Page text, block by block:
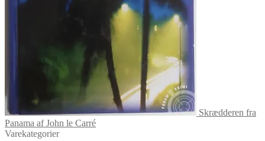
Skrædderen fra
Panama af John le Carré
Varekategorier